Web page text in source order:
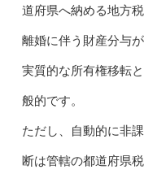
道府県へ納める地方税
離婚に伴う財産分与
実質的な所有権移転
般的です。
ただし、自動的に非
断は管轄の都道府県